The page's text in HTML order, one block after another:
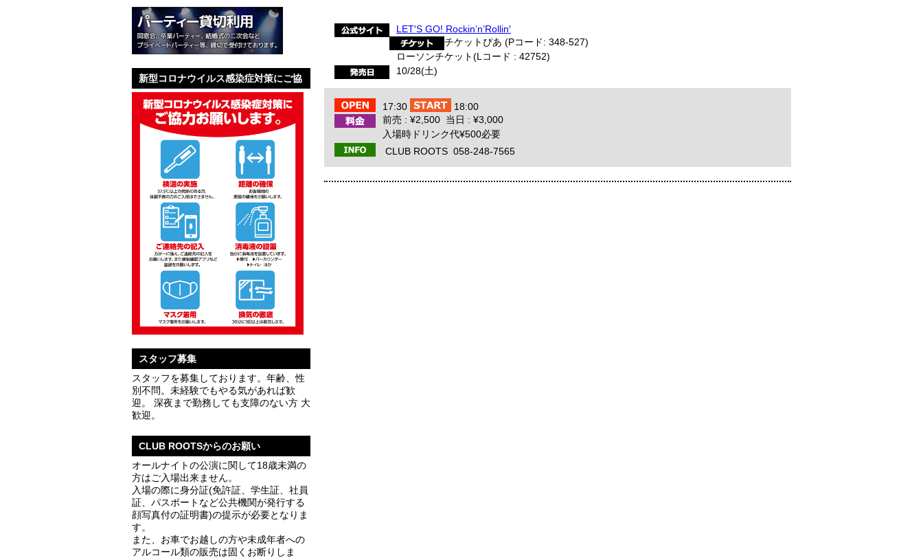
LET′S GO! Rockin’n’Rollin′
チケットぴあ (Pコード: 348-527)
ローソンチケット(Lコード : 42752)
10/28(土)
17:30
18:00
前売 : ¥2,500 当日 : ¥3,000
入場時ドリンク代¥500必要
CLUB ROOTS 058-248-7565
新型コロナウイルス感染症対策にご協
力お願いします。
スタッフ募集
スタッフを募集しております。年齢、性
別不問。未経験でもやる気があれば歓
迎。 深夜まで勤務しても支障のない方 大
歓迎。
CLUB ROOTSからのお願い
オールナイトの公演に関して18歳未満の
方はご入場出来ません。
入場の際に身分証(免許証、学生証、社員
証、パスポートなど公共機関が発行する
顔写真付の証明書)の提示が必要となりま
す。
また、お車でお越しの方や未成年者への
アルコール類の販売は固くお断りしま